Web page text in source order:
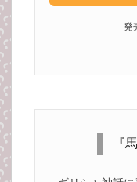
発
『